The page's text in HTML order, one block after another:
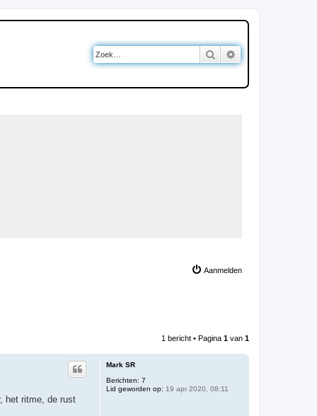
Zoek
Aanmelden
1 bericht • Pagina 1 van 1
Mark SR
Berichten: 7
Lid geworden op: 19 apr 2020, 08:11
het ritme, de rust